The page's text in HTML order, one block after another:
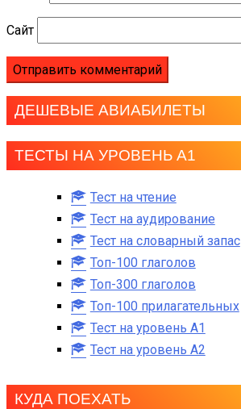
Сайт
ДЕШЕВЫЕ АВИАБИЛЕТЫ
ТЕСТЫ НА УРОВЕНЬ А1
Тест на чтение
Тест на аудирование
Тест на словарный запас
Топ-100 глаголов
Топ-300 глаголов
Топ-100 прилагательных
Тест на уровень A1
Тест на уровень A2
КУДА ПОЕХАТЬ